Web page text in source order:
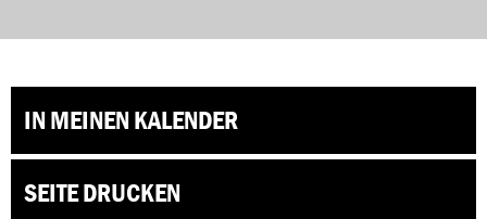
IN MEINEN KALENDER
SEITE DRUCKEN